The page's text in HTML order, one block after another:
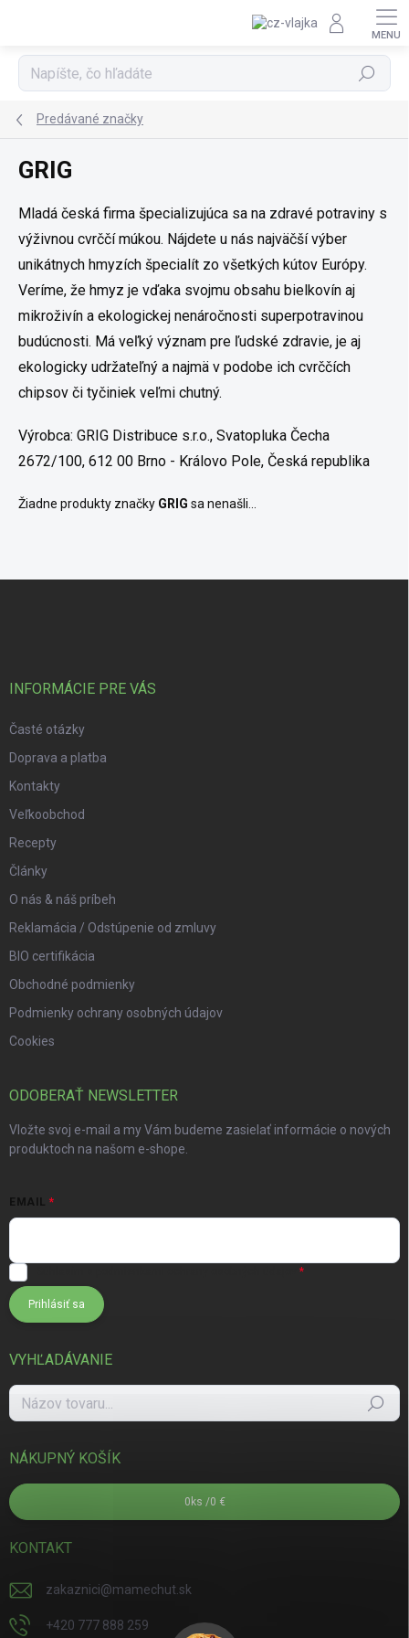
Hľadať
Predávané značky
GRIG
Mladá česká firma špecializujúca sa na zdravé potraviny s
výživnou cvrččí múkou. Nájdete u nás najväčší výber
unikátnych hmyzích špecialít zo všetkých kútov Európy.
Veríme, že hmyz je vďaka svojmu obsahu bielkovín aj
mikroživín a ekologickej nenáročnosti superpotravinou
budúcnosti. Má veľký význam pre ľudské zdravie, je aj
ekologicky udržateľný a najmä v podobe ich cvrččích
chipsov či tyčiniek veľmi chutný.
Výrobca: GRIG Distribuce s.r.o., Svatopluka Čecha
2672/100, 612 00 Brno - Královo Pole, Česká republika
Žiadne produkty značky GRIG sa nenašli...
INFORMÁCIE PRE VÁS
Časté otázky
Doprava a platba
Kontakty
Veľkoobchod
Recepty
Články
O nás & náš príbeh
Reklamácia / Odstúpenie od zmluvy
BIO certifikácia
Obchodné podmienky
Podmienky ochrany osobných údajov
Cookies
ODOBERAŤ NEWSLETTER
Vložte svoj e-mail a my Vám budeme zasielať informácie o nových
produktoch na našom e-shope.
EMAIL
Prihlásiť sa
VYHĽADÁVANIE
Hľadať
NÁKUPNÝ KOŠÍK
0 ks /0 €
KONTAKT
zakaznici@mamechut.sk
+420 777 888 259